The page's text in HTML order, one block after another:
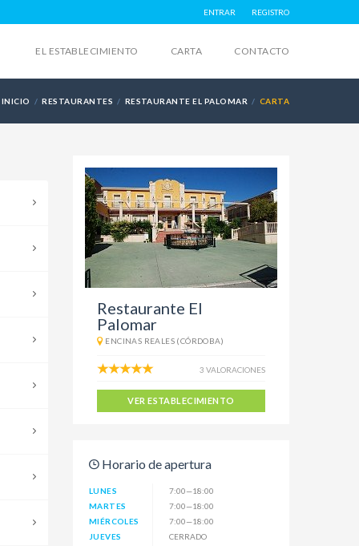
ENTRAR REGISTRO
EL ESTABLECIMIENTO CARTA CONTACTO
INICIO RESTAURANTES RESTAURANTE EL PALOMAR CARTA
Restaurante El
Palomar
ENCINAS REALES (CÓRDOBA)
3 VALORACIONES
VER ESTABLECIMIENTO
Horario de apertura
LUNES
7:00—18:00
MARTES
7:00—18:00
MIÉRCOLES
7:00—18:00
JUEVES
CERRADO